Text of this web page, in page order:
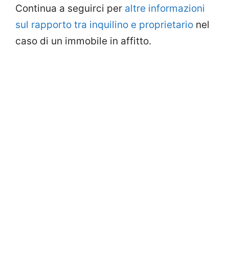
Continua a seguirci per altre informazioni
sul rapporto tra inquilino e proprietario nel
caso di un immobile in affitto.